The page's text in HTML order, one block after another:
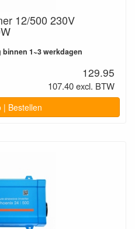
12/500 230V
1~3 werkdagen
129.95
107.40 excl. BTW
| Bestellen